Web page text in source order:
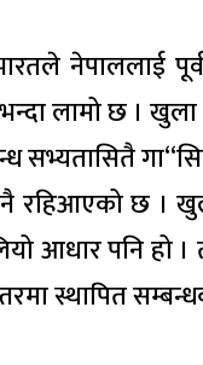
नेपाललाई
लामो छ । खुला
सभ्यतासितै
नै रहिआएको छ ।
आधार पनि हो
स्थापित